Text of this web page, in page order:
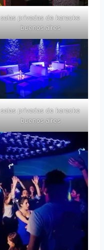
salas privadas de karaoke
buenos aires
salas privadas de karaoke
buenos aires